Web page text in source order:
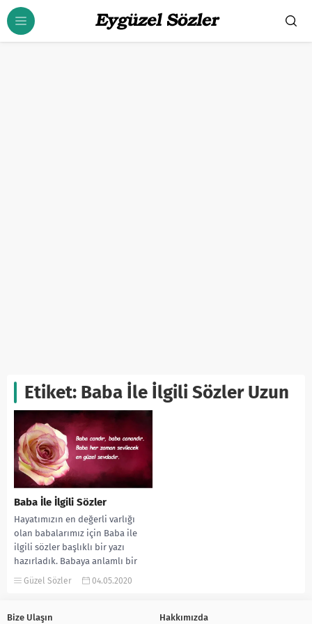
Etiket: Baba İle İlgili Sözler Uzun
Baba İle İlgili Sözler
Hayatımızın en değerli varlığı
olan babalarımız için Baba ile
ilgili sözler başlıklı bir yazı
hazırladık. Babaya anlamlı bir
hediye almak...
Güzel Sözler 04.05.2020
Bize Ulaşın Hakkımızda